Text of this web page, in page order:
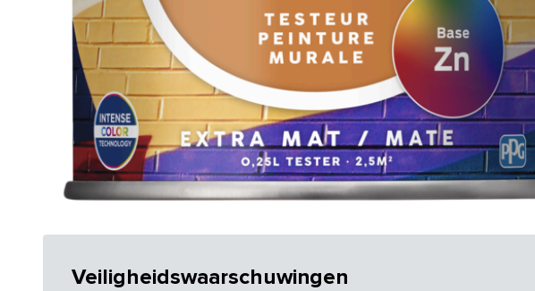
Veiligheidswaarschuwingen